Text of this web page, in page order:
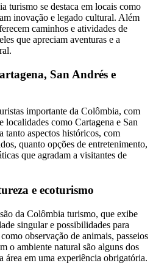
turismo se destaca em locais como
inovação e legado cultural. Além
caminhos e atividades de
que apreciam aventuras e a
San Andrés e
importante da Colômbia, com
localidades como Cartagena e San
tanto aspectos históricos, com
quanto opções de entretenimento,
que agradam a visitantes de
e ecoturismo
da Colômbia turismo, que exibe
singular e possibilidades para
observação de animais, passeios
o ambiente natural são alguns dos
área em uma experiência obrigatória.